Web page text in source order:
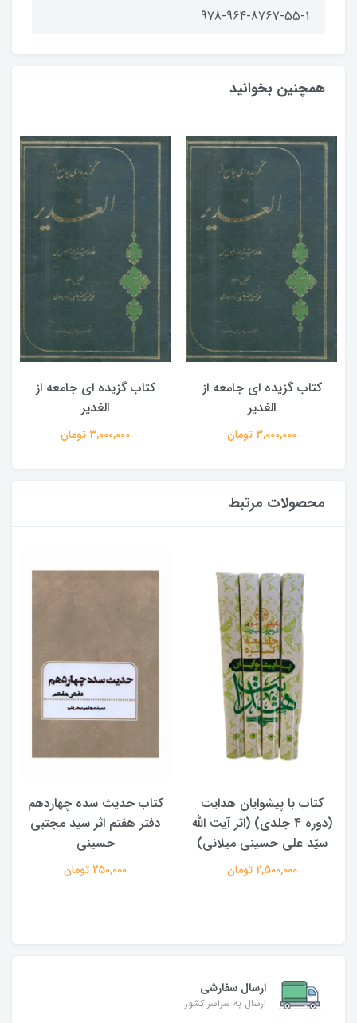
978-964-8767-55-1
همچنین بخوانید
کتاب گزیده ای جامعه از
الغدیر
3,000,000 تومان
کتاب گزیده ای جامعه از
الغدیر
3,000,000 تومان
محصولات مرتبط
کتاب با پیشوایان هدایت
(دوره 4 جلدی) (اثر آیت الله
سیّد علی حسینی میلانی)
2,500,000 تومان
کتاب حدیث سده چهاردهم
دفتر هفتم اثر سید مجتبی
حسینی
250,000 تومان
ارسال سفارشی
ارسال به سراسر کشور